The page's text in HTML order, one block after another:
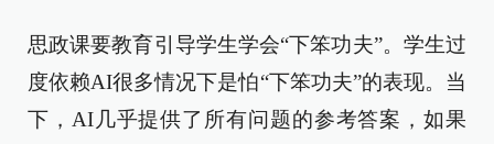
思政课要教育引导学生学会“下笨功夫”。学生过
度依赖AI很多情况下是怕“下笨功夫”的表现。当
下，AI几乎提供了所有问题的参考答案，如果